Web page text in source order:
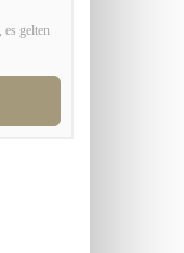
es gelten